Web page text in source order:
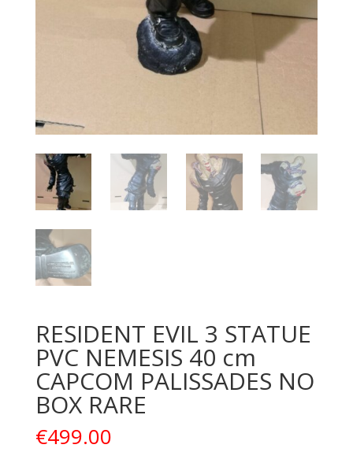
RESIDENT EVIL 3 STATUE
PVC NEMESIS 40 cm
CAPCOM PALISSADES NO
BOX RARE
€499.00